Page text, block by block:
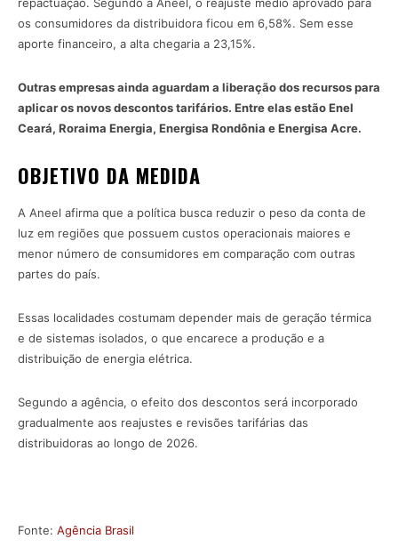
os consumidores da distribuidora ficou em 6,58%. Sem esse
aporte financeiro, a alta chegaria a 23,15%.
Outras empresas ainda aguardam a liberação dos recursos para
aplicar os novos descontos tarifários. Entre elas estão Enel
Ceará, Roraima Energia, Energisa Rondônia e Energisa Acre.
OBJETIVO DA MEDIDA
A Aneel afirma que a política busca reduzir o peso da conta de
luz em regiões que possuem custos operacionais maiores e
menor número de consumidores em comparação com outras
partes do país.
Essas localidades costumam depender mais de geração térmica
e de sistemas isolados, o que encarece a produção e a
distribuição de energia elétrica.
Segundo a agência, o efeito dos descontos será incorporado
gradualmente aos reajustes e revisões tarifárias das
distribuidoras ao longo de 2026.
Fonte: Agência Brasil